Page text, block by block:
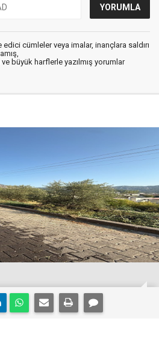
cümleler veya imalar, inançlara saldırı
büyük harflerle yazılmış yorumlar